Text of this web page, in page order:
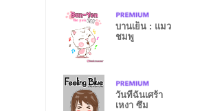
บานเย็น : แมว
ชมพู
วันที่ฉันเศร้า
เหงา ซึม